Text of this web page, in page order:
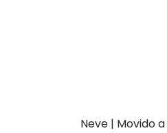
Neve | Movido a